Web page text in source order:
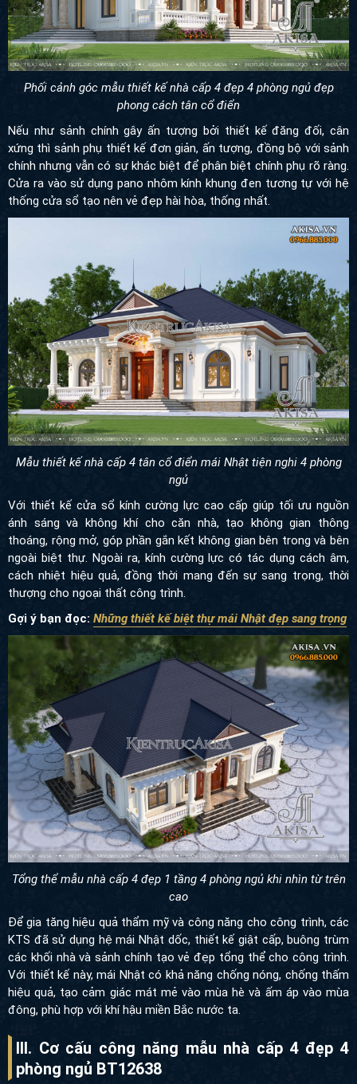
Phối cảnh góc mẫu thiết kế nhà cấp 4 đẹp 4 phòng ngủ đẹp
phong cách tân cổ điển
Nếu như sảnh chính gây ấn tượng bởi thiết kế đăng đối, cân
xứng thì sảnh phụ thiết kế đơn giản, ấn tượng, đồng bộ với sảnh
chính nhưng vẫn có sự khác biệt để phân biệt chính phụ rõ ràng.
Cửa ra vào sử dụng pano nhôm kính khung đen tương tự với hệ
thống cửa sổ tạo nên vẻ đẹp hài hòa, thống nhất.
Mẫu thiết kế nhà cấp 4 tân cổ điển mái Nhật tiện nghi 4 phòng
ngủ
Với thiết kế cửa sổ kính cường lực cao cấp giúp tối ưu nguồn
ánh sáng và không khí cho căn nhà, tạo không gian thông
thoáng, rộng mở, góp phần gắn kết không gian bên trong và bên
ngoài biệt thự. Ngoài ra, kính cường lực có tác dụng cách âm,
cách nhiệt hiệu quả, đồng thời mang đến sự sang trọng, thời
thượng cho ngoại thất công trình.
Gợi ý bạn đọc: Những thiết kế biệt thự mái Nhật đẹp sang trọng
Tổng thể mẫu nhà cấp 4 đẹp 1 tầng 4 phòng ngủ khi nhìn từ trên
cao
Để gia tăng hiệu quả thẩm mỹ và công năng cho công trình, các
KTS đã sử dụng hệ mái Nhật dốc, thiết kế giật cấp, buông trùm
các khối nhà và sảnh chính tạo vẻ đẹp tổng thể cho công trình.
Với thiết kế này, mái Nhật có khả năng chống nóng, chống thấm
hiệu quả, tạo cảm giác mát mẻ vào mùa hè và ấm áp vào mùa
đông, phù hợp với khí hậu miền Bắc nước ta.
III. Cơ cấu công năng mẫu nhà cấp 4 đẹp 4
phòng ngủ BT12638